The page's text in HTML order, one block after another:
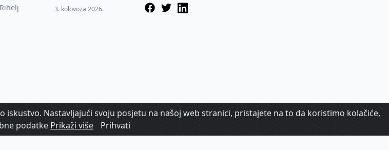
3. kolovoza 2026.
Nastavljajući svoju posjetu na našoj web stranici, pristajete na to da koristimo kolačiće,
podatke Prikaži više Prihvati